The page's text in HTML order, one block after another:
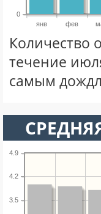
янв фев
0
Количество
течение
самым
3.5
4.2
4.9